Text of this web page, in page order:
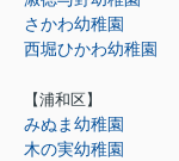
さかわ幼稚園
西堀ひかわ幼稚園
【浦和区】
みぬま幼稚園
木の実幼稚園